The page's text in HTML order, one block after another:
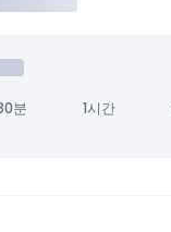
분 1시간